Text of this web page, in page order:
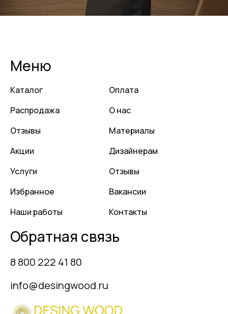
Меню
Каталог
Распродажа
Отзывы
Акции
Услуги
Избранное
Наши работы
Оплата
О нас
Материалы
Дизайнерам
Отзывы
Вакансии
Контакты
Обратная связь
8 800 222 41 80
info@desingwood.ru